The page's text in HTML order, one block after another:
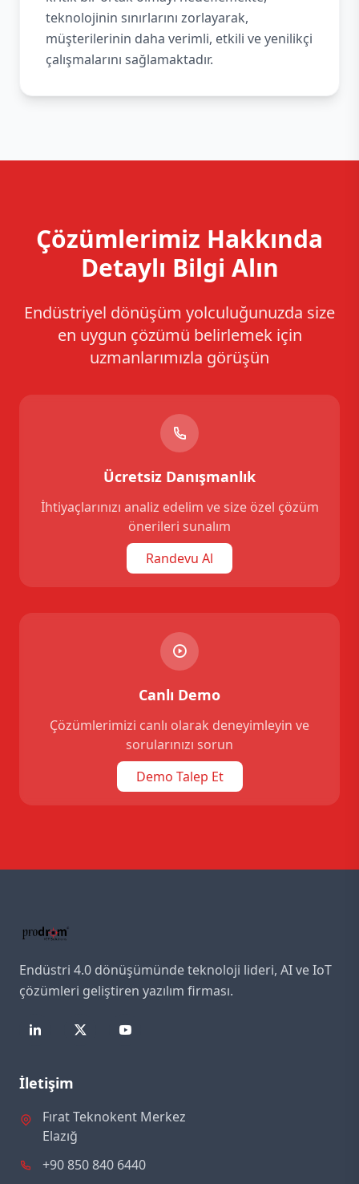
teknolojinin sınırlarını zorlayarak,
müşterilerinin daha verimli, etkili ve yenilikçi
çalışmalarını sağlamaktadır.
Çözümlerimiz Hakkında
Detaylı Bilgi Alın
Endüstriyel dönüşüm yolculuğunuzda size
en uygun çözümü belirlemek için
uzmanlarımızla görüşün
Ücretsiz Danışmanlık
İhtiyaçlarınızı analiz edelim ve size özel çözüm
önerileri sunalım
Randevu Al
Canlı Demo
Çözümlerimizi canlı olarak deneyimleyin ve
sorularınızı sorun
Demo Talep Et
Endüstri 4.0 dönüşümünde teknoloji lideri, AI ve IoT
çözümleri geliştiren yazılım firması.
İletişim
Fırat Teknokent Merkez
Elazığ
+90 850 840 6440